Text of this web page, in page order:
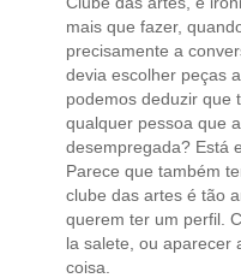
mais que fazer,
precisamente a
devia escolher peças
podemos deduzir que
qualquer pessoa que
desempregada? Está
Parece que também
clube das artes é tão
querem ter um perfil.
la salete, ou aparecer
coisa.